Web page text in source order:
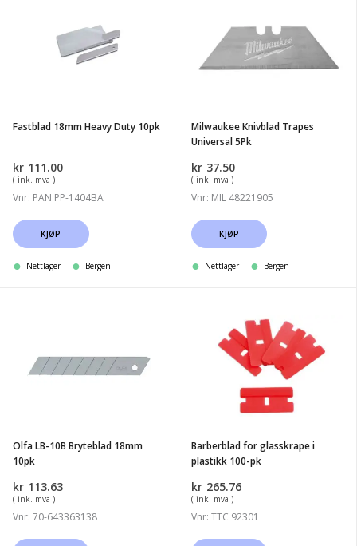
Fastblad 18mm Heavy Duty 10pk
kr 111.00
( ink. mva )
Vnr: PAN PP-1404BA
KJØP
Nettlager Bergen
Trapes
Universal
5Pk
Milwaukee Knivblad Trapes
Universal 5Pk
kr 37.50
( ink. mva )
Vnr: MIL 48221905
KJØP
Nettlager Bergen
Bryteblad
Olfa LB-10B Bryteblad 18mm
10pk
kr 113.63
( ink. mva )
Vnr: 70-643363138
glasskrape
Barberblad for glasskrape i
plastikk 100-pk
kr 265.76
( ink. mva )
Vnr: TTC 92301